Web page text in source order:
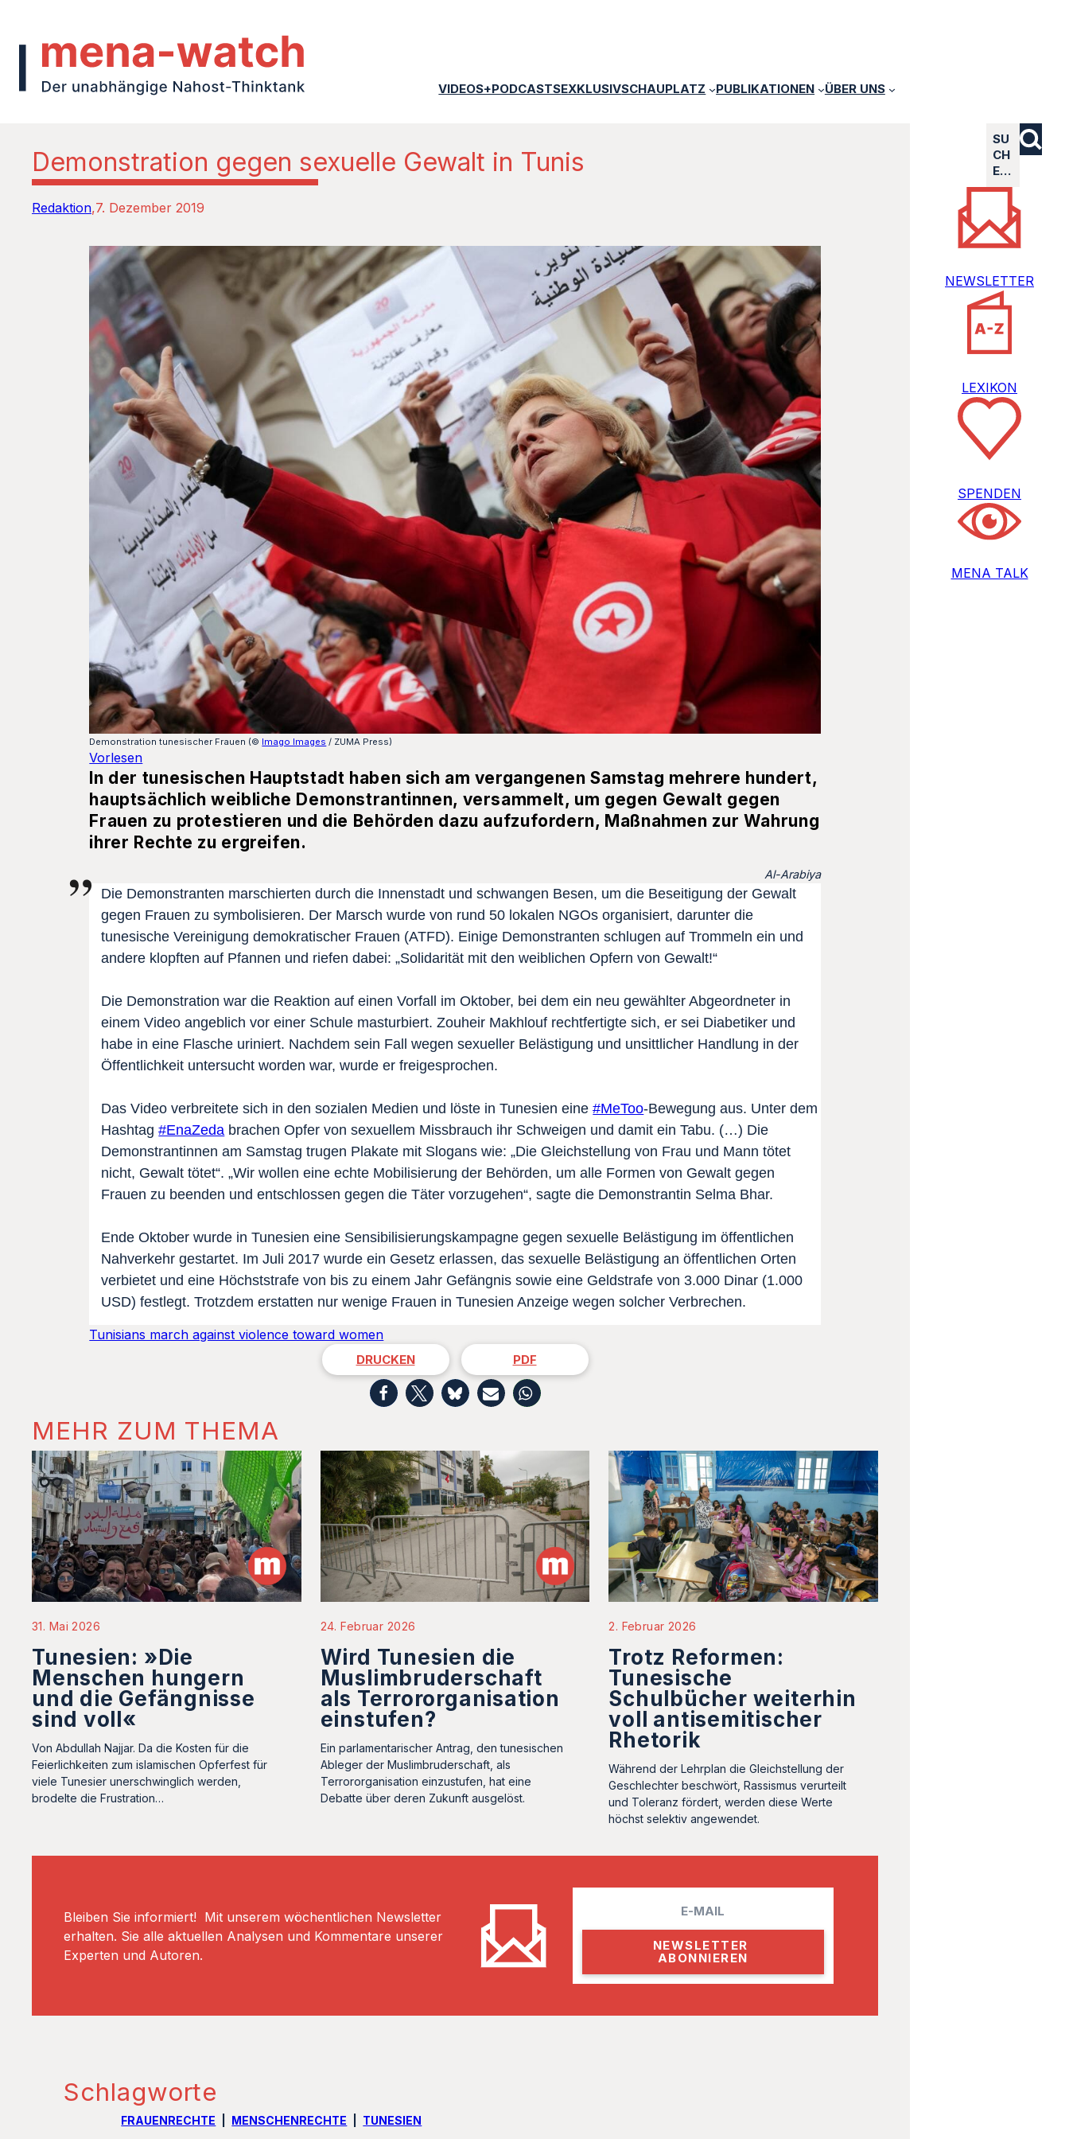
VIDEOS+PODCASTSEXKLUSIVSCHAUPLATZ PUBLIKATIONEN ÜBER UNS
Demonstration gegen sexuelle Gewalt in Tunis
Redaktion 7. Dezember 2019
Demonstration tunesischer Frauen (© Imago Images / ZUMA Press)
Vorlesen
In der tunesischen Hauptstadt haben sich am vergangenen Samstag mehrere hundert,
hauptsächlich weibliche Demonstrantinnen, versammelt, um gegen Gewalt gegen
Frauen zu protestieren und die Behörden dazu aufzufordern, Maßnahmen zur Wahrung
ihrer Rechte zu ergreifen.
Al-Arabiya
Die Demonstranten marschierten durch die Innenstadt und schwangen Besen, um die Beseitigung der Gewalt
gegen Frauen zu symbolisieren. Der Marsch wurde von rund 50 lokalen NGOs organisiert, darunter die
tunesische Vereinigung demokratischer Frauen (ATFD). Einige Demonstranten schlugen auf Trommeln ein und
andere klopften auf Pfannen und riefen dabei: „Solidarität mit den weiblichen Opfern von Gewalt!“
Die Demonstration war die Reaktion auf einen Vorfall im Oktober, bei dem ein neu gewählter Abgeordneter in
einem Video angeblich vor einer Schule masturbiert. Zouheir Makhlouf rechtfertigte sich, er sei Diabetiker und
habe in eine Flasche uriniert. Nachdem sein Fall wegen sexueller Belästigung und unsittlicher Handlung in der
Öffentlichkeit untersucht worden war, wurde er freigesprochen.
Das Video verbreitete sich in den sozialen Medien und löste in Tunesien eine#MeToo-Bewegung aus. Unter dem
Hashtag#EnaZeda brachen Opfer von sexuellem Missbrauch ihr Schweigen und damit ein Tabu. (…) Die
Demonstrantinnen am Samstag trugen Plakate mit Slogans wie: „Die Gleichstellung von Frau und Mann tötet
nicht, Gewalt tötet“. „Wir wollen eine echte Mobilisierung der Behörden, um alle Formen von Gewalt gegen
Frauen zu beenden und entschlossen gegen die Täter vorzugehen“, sagte die Demonstrantin Selma Bhar.
Ende Oktober wurde in Tunesien eine Sensibilisierungskampagne gegen sexuelle Belästigung im öffentlichen
Nahverkehr gestartet. Im Juli 2017 wurde ein Gesetz erlassen, das sexuelle Belästigung an öffentlichen Orten
verbietet und eine Höchststrafe von bis zu einem Jahr Gefängnis sowie eine Geldstrafe von 3.000 Dinar (1.000
USD) festlegt. Trotzdem erstatten nur wenige Frauen in Tunesien Anzeige wegen solcher Verbrechen.
Tunisians march against violence toward women
DRUCKEN PDF
MEHR ZUM THEMA
31. Mai 2026
Tunesien: »Die
Menschen hungern
und die Gefängnisse
sind voll«
Von Abdullah Najjar. Da die Kosten für die
Feierlichkeiten zum islamischen Opferfest für
viele Tunesier unerschwinglich werden,
brodelte die Frustration…
24. Februar 2026
Wird Tunesien die
Muslimbruderschaft
als Terrororganisation
einstufen?
Ein parlamentarischer Antrag, den tunesischen
Ableger der Muslimbruderschaft, als
Terrororganisation einzustufen, hat eine
Debatte über deren Zukunft ausgelöst.
2. Februar 2026
Trotz Reformen:
Tunesische
Schulbücher weiterhin
voll antisemitischer
Rhetorik
Während der Lehrplan die Gleichstellung der
Geschlechter beschwört, Rassismus verurteilt
und Toleranz fördert, werden diese Werte
höchst selektiv angewendet.
Bleiben Sie informiert! Mit unserem wöchentlichen Newsletter
erhalten. Sie alle aktuellen Analysen und Kommentare unserer
Experten und Autoren.
l
Schlagworte
FRAUENRECHTE MENSCHENRECHTE TUNESIEN
SU
CH
E…
NEWSLETTER
LEXIKON
SPENDEN
MENA TALK